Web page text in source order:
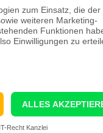
Samstag
Sonntag